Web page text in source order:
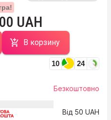
UAH
В корзину
10 24
Безкоштовно
Від 50 UAH